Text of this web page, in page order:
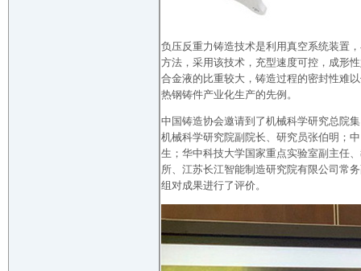
负压反重力铸造技术是利用真空系统装置
方法，采用该技术，充型速度可控，成形
合金液的比重较大，铸造过程的密封性难
热钢铸件产业化生产的先例。
中国铸造协会邀请到了机械科学研究总院
机械科学研究院副院长、研究员张伯明；
生；华中科技大学国家重点实验室副主任
所、江苏长江智能制造研究院有限公司常
组对成果进行了评价。